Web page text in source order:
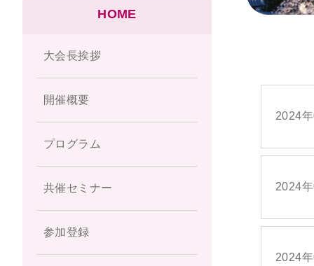
HOME
大会長挨拶
開催概要
プログラム
共催セミナー
参加登録
2024
2024
2024